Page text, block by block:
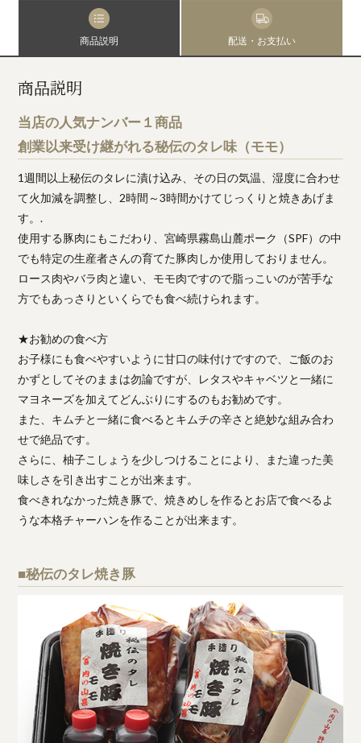
商品説明 配送・お支払い
商品説明
当店の人気ナンバー１商品
創業以来受け継がれる秘伝のタレ味（モモ）
1週間以上秘伝のタレに漬け込み、その日の気温、湿度に合わせ
て火加減を調整し、2時間～3時間かけてじっくりと焼きあげま
す。.
使用する豚肉にもこだわり、宮崎県霧島山麓ポーク（SPF）の中
でも特定の生産者さんの育てた豚肉しか使用しておりません。
ロース肉やバラ肉と違い、モモ肉ですので脂っこいのが苦手な
方でもあっさりといくらでも食べ続けられます。
★お勧めの食べ方
お子様にも食べやすいように甘口の味付けですので、ご飯のお
かずとしてそのままは勿論ですが、レタスやキャベツと一緒に
マヨネーズを加えてどんぶりにするのもお勧めです。
また、キムチと一緒に食べるとキムチの辛さと絶妙な組み合わ
せで絶品です。
さらに、柚子こしょうを少しつけることにより、また違った美
味しさを引き出すことが出来ます。
食べきれなかった焼き豚で、焼きめしを作るとお店で食べるよ
うな本格チャーハンを作ることが出来ます。
■秘伝のタレ焼き豚